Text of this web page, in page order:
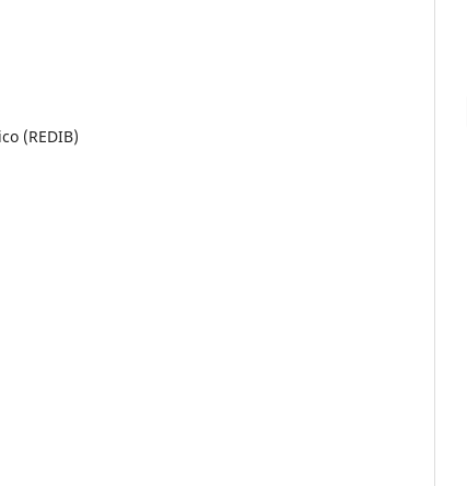
(REDIB)